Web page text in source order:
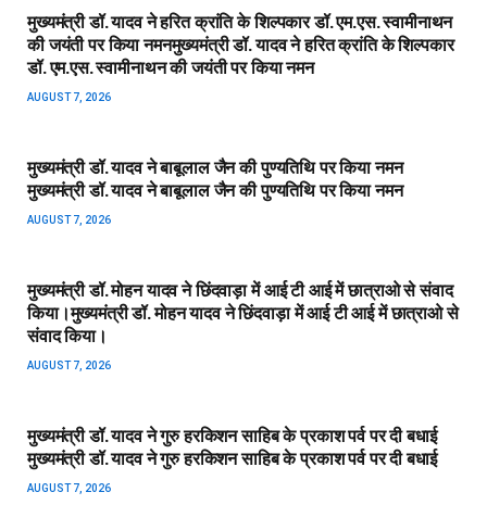
मुख्यमंत्री डॉ. यादव ने हरित क्रांति के शिल्पकार डॉ. एम.एस. स्वामीनाथन
की जयंती पर किया नमन​मुख्यमंत्री डॉ. यादव ने हरित क्रांति के शिल्पकार
डॉ. एम.एस. स्वामीनाथन की जयंती पर किया नमन
AUGUST 7, 2026
मुख्यमंत्री डॉ. यादव ने बाबूलाल जैन की पुण्यतिथि पर किया नमन​
मुख्यमंत्री डॉ. यादव ने बाबूलाल जैन की पुण्यतिथि पर किया नमन
AUGUST 7, 2026
मुख्यमंत्री डॉ. मोहन यादव ने छिंदवाड़ा में आई टी आई में छात्राओ से संवाद
किया।​मुख्यमंत्री डॉ. मोहन यादव ने छिंदवाड़ा में आई टी आई में छात्राओ से
संवाद किया।
AUGUST 7, 2026
मुख्यमंत्री डॉ. यादव ने गुरु हरकिशन साहिब के प्रकाश पर्व पर दी बधाई​
मुख्यमंत्री डॉ. यादव ने गुरु हरकिशन साहिब के प्रकाश पर्व पर दी बधाई
AUGUST 7, 2026